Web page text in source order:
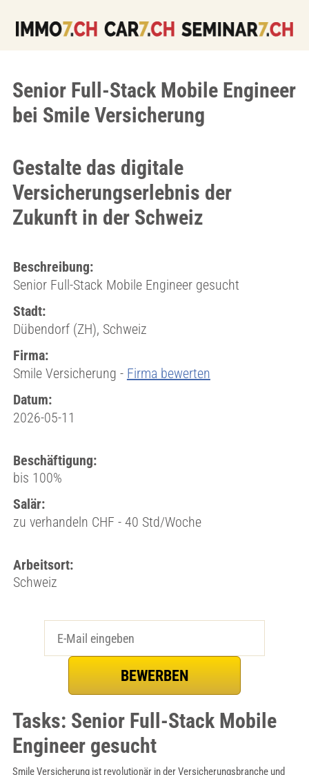
Senior Full-Stack Mobile Engineer
bei Smile Versicherung
Gestalte das digitale
Versicherungserlebnis der
Zukunft in der Schweiz
Beschreibung:
Senior Full-Stack Mobile Engineer gesucht
Stadt:
Dübendorf (ZH), Schweiz
Firma:
Smile Versicherung - Firma bewerten
Datum:
2026-05-11
Beschäftigung:
bis 100%
Salär:
zu verhandeln CHF - 40 Std/Woche
Arbeitsort:
Schweiz
Tasks: Senior Full-Stack Mobile
Engineer gesucht
Smile Versicherung ist revolutionär in der Versicherungsbranche und